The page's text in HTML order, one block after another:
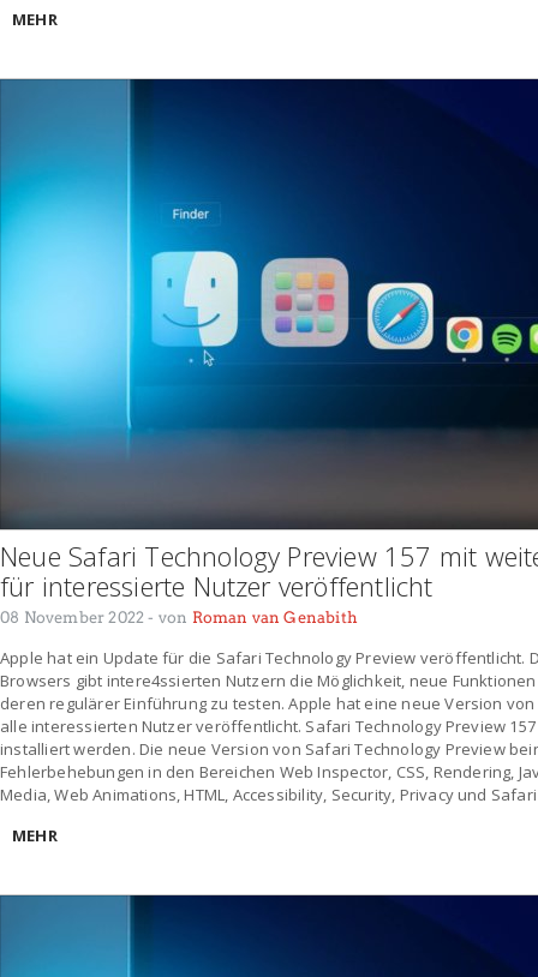
MEHR
Neue Safari Technology Preview 157 mit
für interessierte Nutzer veröffentlicht
08 November 2022 - von Roman van Genabith
Apple hat ein Update für die Safari Technology Preview veröffentlicht.
Browsers gibt intere4ssierten Nutzern die Möglichkeit, neue
deren regulärer Einführung zu testen. Apple hat eine neue Version
alle interessierten Nutzer veröffentlicht. Safari Technology Preview
installiert werden. Die neue Version von Safari Technology Preview
Fehlerbehebungen in den Bereichen Web Inspector, CSS, Rendering,
Media, Web Animations, HTML, Accessibility, Security, Privacy und
MEHR